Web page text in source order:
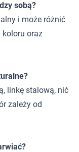
sobą?
i może różnić
koloru oraz
linkę stalową, nić
zależy od